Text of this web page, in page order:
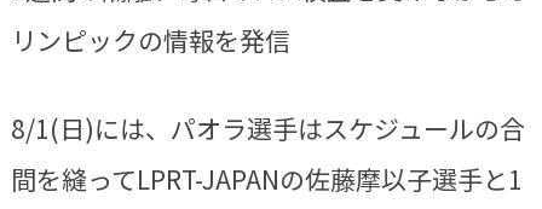
リンピックの情報を発信
8/1(日)には、パオラ選手はスケジュールの合
間を縫ってLPRT-JAPANの佐藤摩以子選手と1